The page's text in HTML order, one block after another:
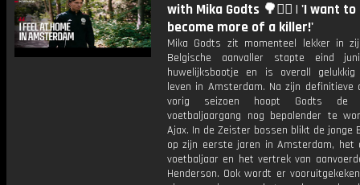
with Mika Godts 🌳🚶‍♂️ | 'I want to
become more of a killer!'
Mika Godts zit momenteel lekker in
Belgische aanvaller stapte eind
huwelijksbootje en is overall
leven in Amsterdam. Na zijn definitieve
vorig seizoen hoopt Godts de
voetbaljaargang nog bepalender te
Ajax. In de Zeister bossen blikt de jonge
op zijn eerste jaren in Amsterdam, het
voetbaljaar en het vertrek van
Henderson. Ook wordt er